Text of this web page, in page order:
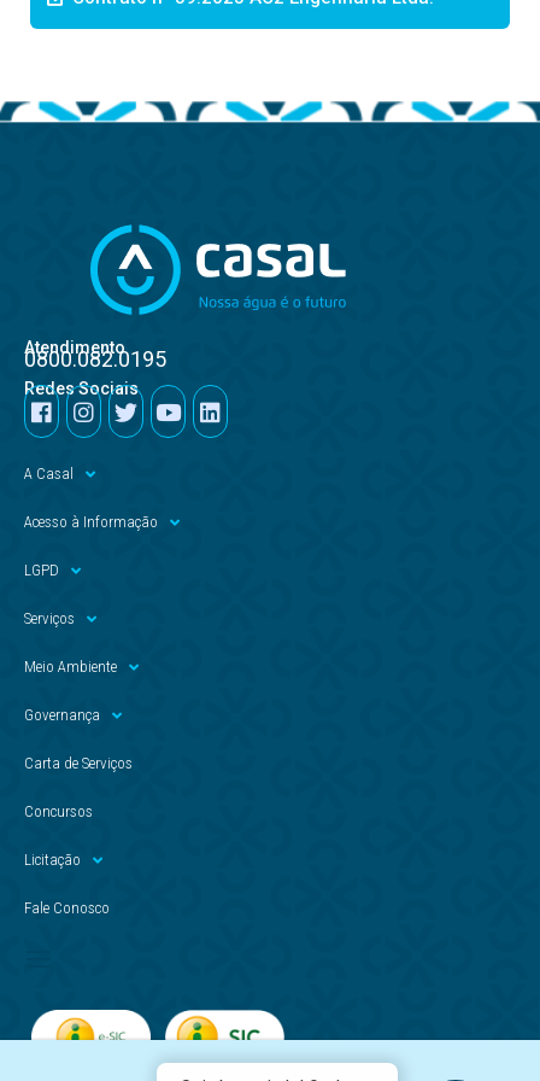
Atendimento
0800.082.0195
Redes Sociais
A Casal
Acesso à Informação
LGPD
Serviços
Meio Ambiente
Governança
Carta de Serviços
Concursos
Licitação
Fale Conosco